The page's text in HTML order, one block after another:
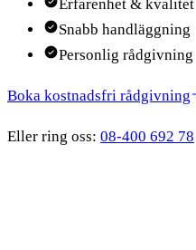
Erfarenhet & kvalitet
Snabb handläggning
Personlig rådgivning
Boka kostnadsfri rådgivning
Eller ring oss: 08-400 692 78